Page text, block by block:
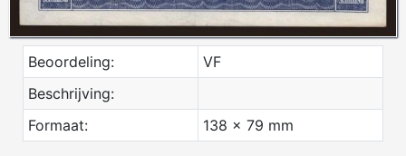
Beoordeling:
VF
Beschrijving:
Formaat:
138 x 79 mm